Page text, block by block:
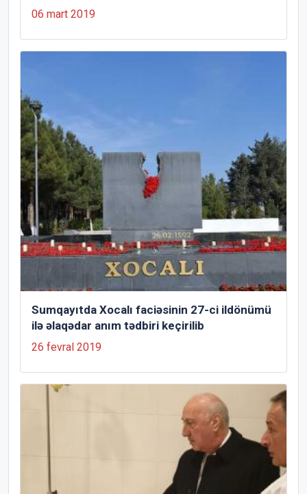
06 mart 2019
Sumqayıtda Xocalı faciəsinin 27-ci ildönümü
ilə əlaqədar anım tədbiri keçirilib
26 fevral 2019